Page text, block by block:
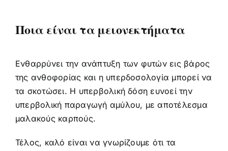
Ποια είναι τα μειονεκτήματα
Ενθαρρύνει την ανάπτυξη των φυτών εις βάρος
της ανθοφορίας και η υπερδοσολογία μπορεί να
τα σκοτώσει. Η υπερβολική δόση ευνοεί την
υπερβολική παραγωγή αμύλου, με αποτέλεσμα
μαλακούς καρπούς.
Τέλος, καλό είναι να γνωρίζουμε ότι τα